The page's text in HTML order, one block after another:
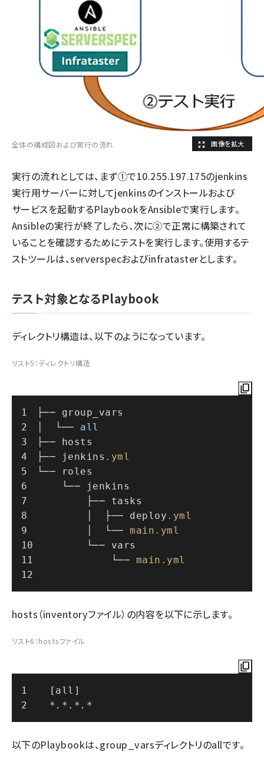
全体の構成図および実行の流れ
実行の流れとしては、まず①で10.255.197.175のjenkins
実行用サーバーに対してjenkinsのインストールおよび
サービスを起動するPlaybookをAnsibleで実行します。
Ansibleの実行が終了したら、次に②で正常に構築されて
いることを確認するためにテストを実行します。使用するテ
ストツールは、serverspecおよびinfratasterとします。
テスト対象となるPlaybook
ディレクトリ構造は、以下のようになっています。
リスト5：ディレクトリ構造
├── group_vars
│  └── all
├── hosts
├── jenkins .yml
└── roles
    └── jenkins
        ├── tasks
        │  ├── deploy
.yml
        │  └──
main .yml
        └── vars
            └──
main .yml
hosts（inventoryファイル）の内容を以下に示します。
リスト6：hostsファイル
[all]
*.* . *.*
以下のPlaybookは、group_varsディレクトリのallです。